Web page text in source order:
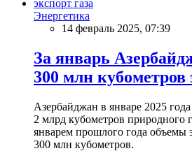
Энергетика
14 февраль 2025, 07:39
За январь
300 млн кубометров
Азербайджан в январе 2025
2 млрд кубометров природного
январем прошлого года объемы
300 млн кубометров.